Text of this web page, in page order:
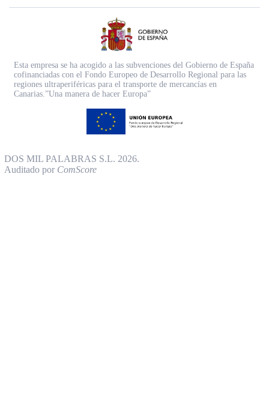
Esta empresa se ha acogido a las subvenciones del Gobierno de España
cofinanciadas con el Fondo Europeo de Desarrollo Regional para las
regiones ultraperiféricas para el transporte de mercancías en
Canarias.”Una manera de hacer Europa”
DOS MIL PALABRAS S.L. 2026.
Auditado por ComScore